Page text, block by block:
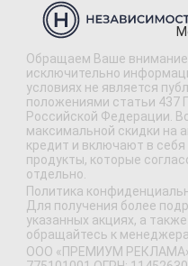
Обращаем Ваше внимание
исключительно
условиях не является
положениями статьи 437
Российской Федерации.
максимальной скидки на
кредит и включают в
продукты, которые
отдельно.
Политика
Для получения более
указанных акциях, а
обращайтесь к
ООО «ПРЕМИУМ РЕКЛАМА»